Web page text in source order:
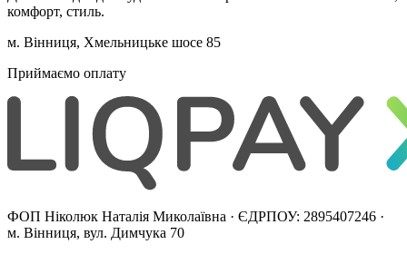
комфорт, стиль.
м. Вінниця, Хмельницьке шосе 85
Приймаємо оплату
ФОП Ніколюк Наталія Миколаївна · ЄДРПОУ: 2895407246 ·
м. Вінниця, вул. Димчука 70